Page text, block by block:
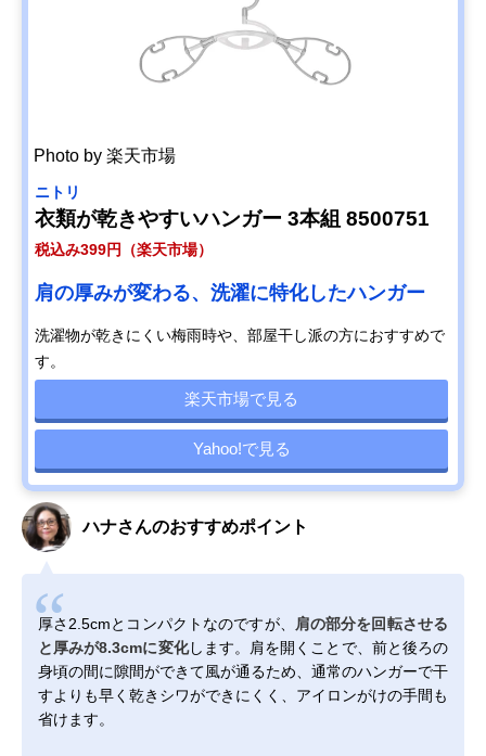
Photo by 楽天市場
ニトリ
衣類が乾きやすいハンガー 3本組 8500751
税込み399円（楽天市場）
肩の厚みが変わる、洗濯に特化したハンガー
洗濯物が乾きにくい梅雨時や、部屋干し派の方におすすめで
す。
楽天市場で見る
Yahoo!で見る
ハナさんのおすすめポイント
厚さ2.5cmとコンパクトなのですが、
肩の部分を回転させる
と厚みが8.3cmに変化します。肩を開くことで、前と後ろの
身頃の間に隙間ができて風が通るため、通常のハンガーで干
すよりも早く乾きシワができにくく、アイロンがけの手間も
省けます。